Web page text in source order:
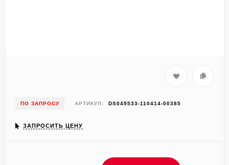
ПО ЗАПРОСУ АРТИКУЛ: DS049533-110414-00385
ЗАПРОСИТЬ ЦЕНУ